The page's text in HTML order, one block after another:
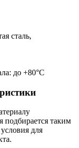
сталь,
до +80°С
подбирается таким
для